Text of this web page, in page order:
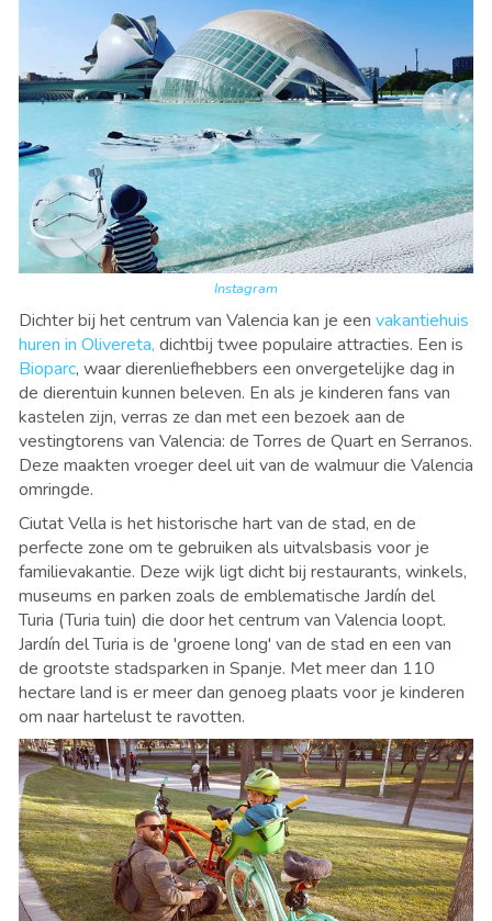
Instagram
Dichter bij het centrum van Valencia kan je een vakantiehuis
huren in Olivereta, dichtbij twee populaire attracties. Een is
Bioparc, waar dierenliefhebbers een onvergetelijke dag in
de dierentuin kunnen beleven. En als je kinderen fans van
kastelen zijn, verras ze dan met een bezoek aan de
vestingtorens van Valencia: de Torres de Quart en Serranos.
Deze maakten vroeger deel uit van de walmuur die Valencia
omringde.
Ciutat Vella is het historische hart van de stad, en de
perfecte zone om te gebruiken als uitvalsbasis voor je
familievakantie. Deze wijk ligt dicht bij restaurants, winkels,
museums en parken zoals de emblematische Jardín del
Turia (Turia tuin) die door het centrum van Valencia loopt.
Jardín del Turia is de 'groene long' van de stad en een van
de grootste stadsparken in Spanje. Met meer dan 110
hectare land is er meer dan genoeg plaats voor je kinderen
om naar hartelust te ravotten.